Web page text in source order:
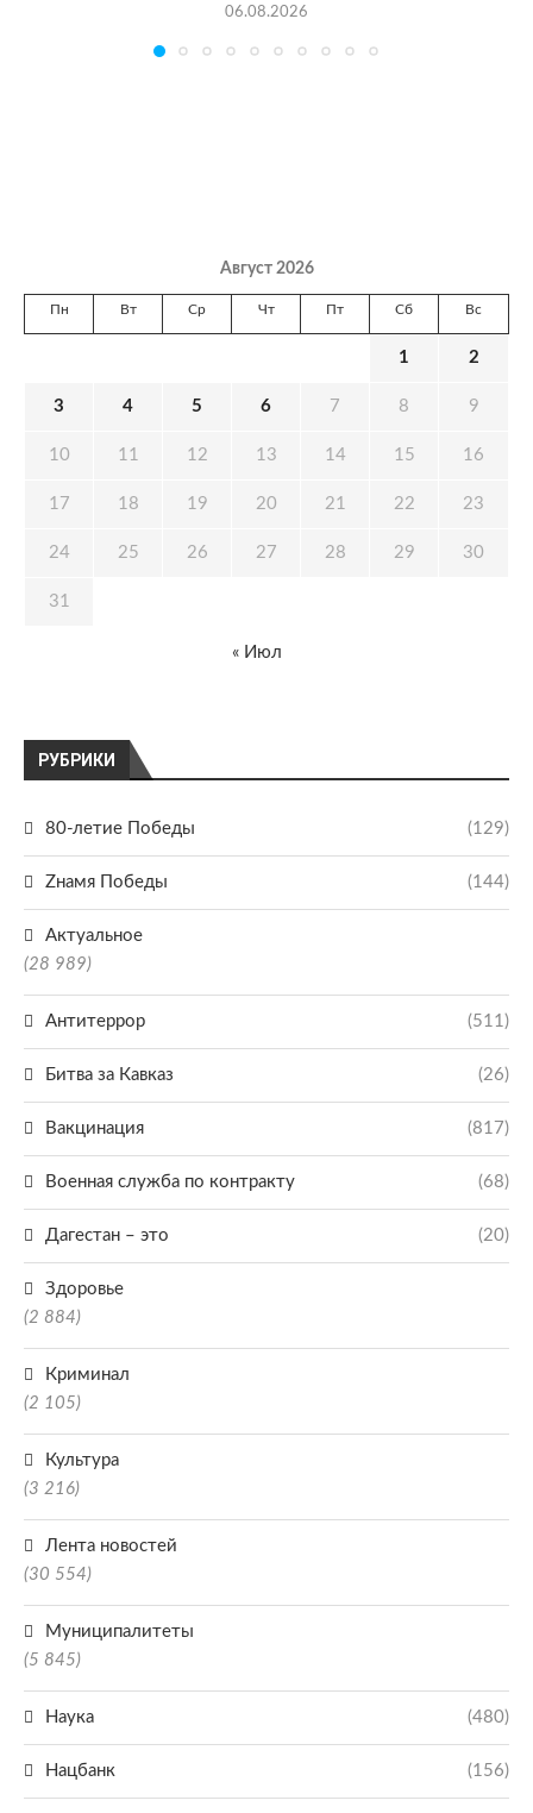
06.08.2026
РУБРИКИ
80-летие Победы (129)
Zнамя Победы (144)
Актуальное
(28 989)
Антитеррор (511)
Битва за Кавказ (26)
Вакцинация (817)
Военная служба по контракту (68)
Дагестан – это (20)
Здоровье
(2 884)
Криминал
(2 105)
Культура
(3 216)
Лента новостей
(30 554)
Муниципалитеты
(5 845)
Наука (480)
Нацбанк (156)
Август 2026
Пн Вт Ср Чт Пт Сб Вс
1 2
3 4 5 6 7 8 9
10 11 12 13 14 15 16
17 18 19 20 21 22 23
24 25 26 27 28 29 30
31
« Июл